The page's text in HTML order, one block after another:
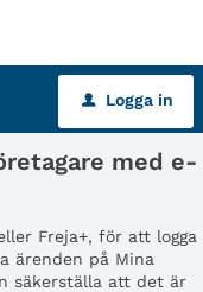
u Logga in
med e-
Freja+, för att logga
ärenden på Mina
säkerställa att det är